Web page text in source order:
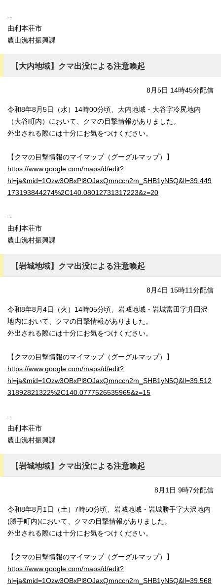
--
由利本荘市
農山漁村振興課
【大内地域】クマ出没による注意喚起
8月5日 14時45分配信
令和8年8月5日（水）14時00分頃、大内地域・大谷字冷尻地内
（大谷町内）において、クマの目撃情報がありました。
外出される際には十分にお気をつけください。
【クマの目撃情報のマイマップ（グーグルマップ）】
https://www.google.com/maps/d/edit?
hl=ja&mid=1Ozw3OBxPl8OJaxQmnccn2m_SHB1yN5Q&ll=39.449
173193844274%2C140.08012731317223&z=20
--
由利本荘市
農山漁村振興課
【岩城地域】クマ出没による注意喚起
8月4日 15時11分配信
令和8年8月4日（火）14時05分頃、岩城地域・岩城富田字升田沢
地内において、クマの目撃情報がありました。
外出される際には十分にお気をつけください。
【クマの目撃情報のマイマップ（グーグルマップ）】
https://www.google.com/maps/d/edit?
hl=ja&mid=1Ozw3OBxPl8OJaxQmnccn2m_SHB1yN5Q&ll=39.512
31892821322%2C140.0777526535965&z=15
--
由利本荘市
農山漁村振興課
【岩城地域】クマ出没による注意喚起
8月1日 9時7分配信
令和8年8月1日（土）7時50分頃、岩城地域・岩城勝手字大沢地内
(勝手町内)において、クマの目撃情報がありました。
外出される際には十分にお気をつけください。
【クマの目撃情報のマイマップ（グーグルマップ）】
https://www.google.com/maps/d/edit?
hl=ja&mid=1Ozw3OBxPl8OJaxQmnccn2m_SHB1yN5Q&ll=39.568